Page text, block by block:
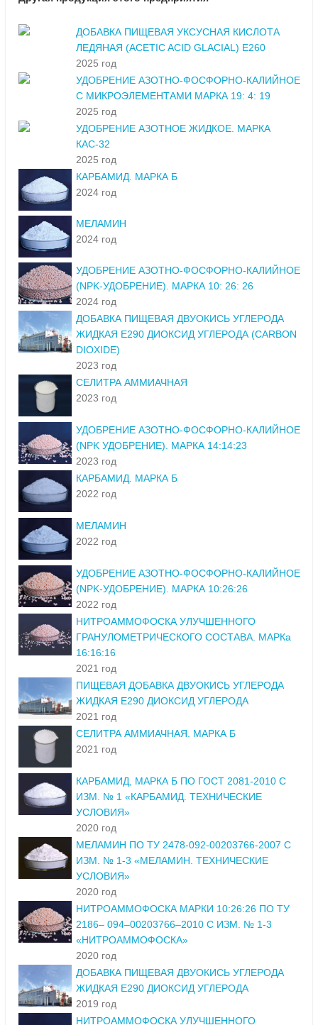
ДОБАВКА ПИЩЕВАЯ УКСУСНАЯ КИСЛОТА
ЛЕДЯНАЯ (ACETIC ACID GLACIAL) E260
2025 год
УДОБРЕНИЕ АЗОТНО-ФОСФОРНО-КАЛИЙНОЕ
С МИКРОЭЛЕМЕНТАМИ МАРКА 19: 4: 19
2025 год
УДОБРЕНИЕ АЗОТНОЕ ЖИДКОЕ. МАРКА
КАС-32
2025 год
КАРБАМИД. МАРКА Б
2024 год
МЕЛАМИН
2024 год
УДОБРЕНИЕ АЗОТНО-ФОСФОРНО-КАЛИЙНОЕ
(NPK-УДОБРЕНИЕ). МАРКА 10: 26: 26
2024 год
ДОБАВКА ПИЩЕВАЯ ДВУОКИСЬ УГЛЕРОДА
ЖИДКАЯ Е290 ДИОКСИД УГЛЕРОДА (CARBON
DIOXIDE)
2023 год
СЕЛИТРА АММИАЧНАЯ
2023 год
УДОБРЕНИЕ АЗОТНО-ФОСФОРНО-КАЛИЙНОЕ
(NPK УДОБРЕНИЕ). МАРКА 14:14:23
2023 год
КАРБАМИД. МАРКА Б
2022 год
МЕЛАМИН
2022 год
УДОБРЕНИЕ АЗОТНО-ФОСФОРНО-КАЛИЙНОЕ
(NPK-УДОБРЕНИЕ). МАРКА 10:26:26
2022 год
НИТРОАММОФОСКА УЛУЧШЕННОГО
ГРАНУЛОМЕТРИЧЕСКОГО СОСТАВА. МАРКа
16:16:16
2021 год
ПИЩЕВАЯ ДОБАВКА ДВУОКИСЬ УГЛЕРОДА
ЖИДКАЯ Е290 ДИОКСИД УГЛЕРОДА
2021 год
СЕЛИТРА АММИАЧНАЯ. МАРКА Б
2021 год
КАРБАМИД, МАРКА Б ПО ГОСТ 2081-2010 С
ИЗМ. № 1 «КАРБАМИД. ТЕХНИЧЕСКИЕ
УСЛОВИЯ»
2020 год
МЕЛАМИН ПО ТУ 2478-092-00203766-2007 С
ИЗМ. № 1-3 «МЕЛАМИН. ТЕХНИЧЕСКИЕ
УСЛОВИЯ»
2020 год
НИТРОАММОФОСКА МАРКИ 10:26:26 ПО ТУ
2186– 094–00203766–2010 С ИЗМ. № 1-3
«НИТРОАММОФОСКА»
2020 год
ДОБАВКА ПИЩЕВАЯ ДВУОКИСЬ УГЛЕРОДА
ЖИДКАЯ Е290 ДИОКСИД УГЛЕРОДА
2019 год
НИТРОАММОФОСКА УЛУЧШЕННОГО